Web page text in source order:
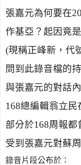
張嘉元為何要在
作基亞？起因竟
(現稱正峰新，代
問到此錄音檔的
與張嘉元的對話
168總編輯翁立民
部分於168周報都
受到張嘉元對蘇
錄音片段公布於：